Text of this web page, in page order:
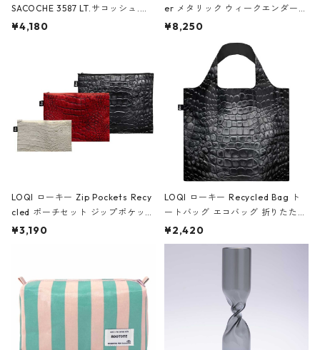
SACOCHE 3587 LT.サコッシュ.ル
ミエ-B ショルダーバッグ グロスピ
¥4,180
er メタリック ウィークエンダー
ボストンバッグ ショルダーバッグ
Black ジャン=ミッシェル・バスキ
ア/クラウン ブラック
¥8,250
LOQI ローキー Zip Pockets Recy
cled ポーチセット ジップポケット
ファスナーポーチ 撥水加工 トラベ
ーガンディー、オフホワイト
¥3,190
LOQI ローキー Recycled Bag ト
ートバッグ エコバッグ 折りたたみ
大きめ 撥水加工 収納ポーチ CRO
CODILE/Black クロコダイル/ブラ
¥2,420